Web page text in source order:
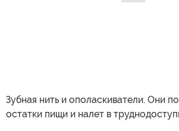
Зубная нить и ополаскиватели. Они
остатки пищи и налет в